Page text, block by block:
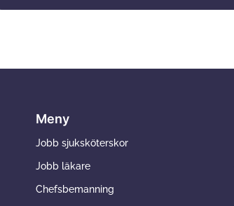
Meny
Jobb sjuksköterskor
Jobb läkare
Chefsbemanning